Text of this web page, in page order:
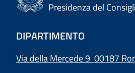
Presidenza del
DIPARTIMENTO
Via della Mercede 9 00187